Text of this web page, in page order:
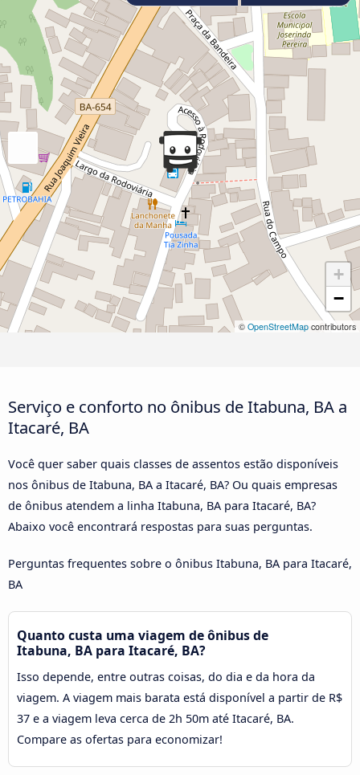
+
−
© OpenStreetMap contributors
Serviço e conforto no ônibus de Itabuna, BA a
Itacaré, BA
Você quer saber quais classes de assentos estão disponíveis
nos ônibus de Itabuna, BA a Itacaré, BA? Ou quais empresas
de ônibus atendem a linha Itabuna, BA para Itacaré, BA?
Abaixo você encontrará respostas para suas perguntas.
Perguntas frequentes sobre o ônibus Itabuna, BA para Itacaré,
BA
Quanto custa uma viagem de ônibus de
Itabuna, BA para Itacaré, BA?
Isso depende, entre outras coisas, do dia e da hora da
viagem. A viagem mais barata está disponível a partir de R$
37 e a viagem leva cerca de 2h 50m até Itacaré, BA.
Compare as ofertas para economizar!